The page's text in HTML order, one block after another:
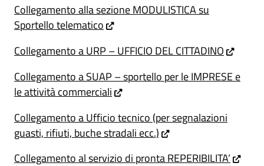
Collegamento alla sezione MODULISTICA su
Sportello telematico
Collegamento a URP – UFFICIO DEL CITTADINO
Collegamento a SUAP – sportello per le IMPRESE e
le attività commerciali
Collegamento a Ufficio tecnico (per segnalazioni
guasti, rifiuti, buche stradali ecc.)
Collegamento al servizio di pronta REPERIBILITA’